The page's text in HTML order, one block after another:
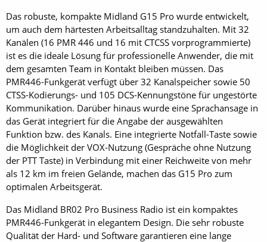
Das robuste, kompakte Midland G15 Pro wurde entwickelt,
um auch dem härtesten Arbeitsalltag standzuhalten. Mit 32
Kanälen (16 PMR 446 und 16 mit CTCSS vorprogrammierte)
ist es die ideale Lösung für professionelle Anwender, die mit
dem gesamten Team in Kontakt bleiben müssen. Das
PMR446-Funkgerät verfügt über 32 Kanalspeicher sowie 50
CTSS-Kodierungs- und 105 DCS-Kennungstöne für ungestörte
Kommunikation. Darüber hinaus wurde eine Sprachansage in
das Gerät integriert für die Angabe der ausgewählten
Funktion bzw. des Kanals. Eine integrierte Notfall-Taste sowie
die Möglichkeit der VOX-Nutzung (Gespräche ohne Nutzung
der PTT Taste) in Verbindung mit einer Reichweite von mehr
als 12 km im freien Gelände, machen das G15 Pro zum
optimalen Arbeitsgerät.
Das Midland BR02 Pro Business Radio ist ein kompaktes
PMR446-Funkgerät in elegantem Design. Die sehr robuste
Qualität der Hard- und Software garantieren eine lange